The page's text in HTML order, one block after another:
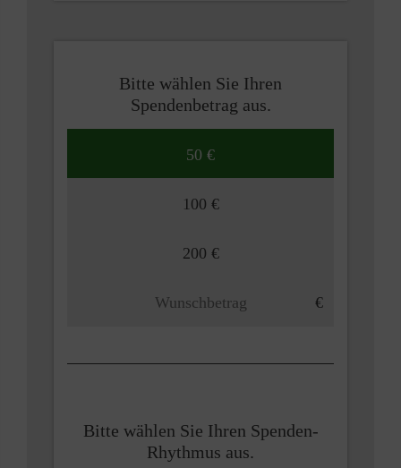
Bitte wählen Sie Ihren
Spendenbetrag aus.
50 €
100 €
200 €
Bitte wählen Sie Ihren Spenden-
Rhythmus aus.